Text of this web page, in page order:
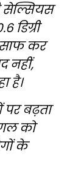
सेल्सियस
डिग्री
कर
नहीं,
है।
पर बढ़ता
को
के